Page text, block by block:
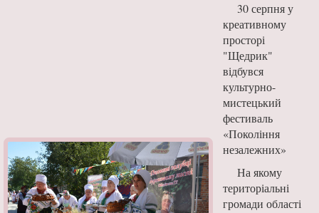
30 серпня у
креативному
просторі
"Щедрик"
відбувся
культурно-
мистецький
фестиваль
«Покоління
незалежних»
На якому
територіальні
громади області